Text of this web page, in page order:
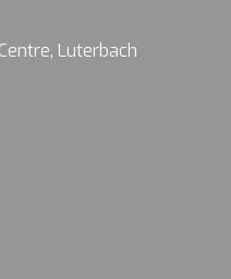
Luterbach